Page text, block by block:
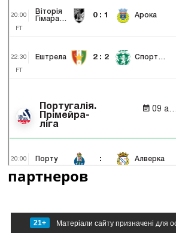
партнеров
21+ Матеріали сайту призначені для